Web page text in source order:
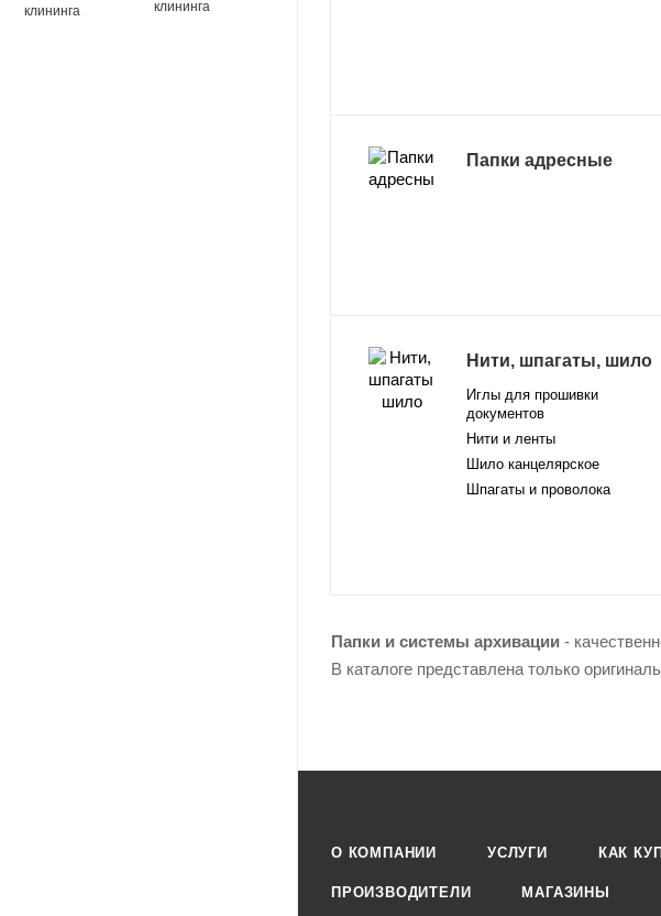
клининга
Папки адресные
Нити, шпагаты, шило
Иглы для прошивки
документов
Нити и ленты
Шило канцелярское
Шпагаты и проволока
Папки и системы архивации -
В каталоге представлена только
О КОМПАНИИ УСЛУГИ КАК
ПРОИЗВОДИТЕЛИ МАГАЗИНЫ